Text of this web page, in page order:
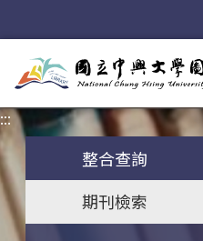
:::
整合查詢
期刊檢索